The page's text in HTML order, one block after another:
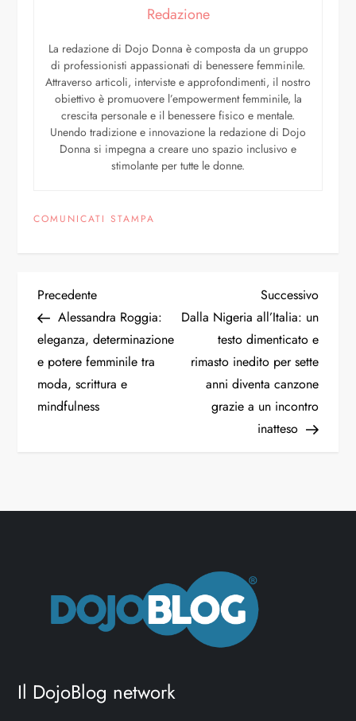
Redazione
La redazione di Dojo Donna è composta da un gruppo
di professionisti appassionati di benessere femminile.
Attraverso articoli, interviste e approfondimenti, il nostro
obiettivo è promuovere l’empowerment femminile, la
crescita personale e il benessere fisico e mentale.
Unendo tradizione e innovazione la redazione di Dojo
Donna si impegna a creare uno spazio inclusivo e
stimolante per tutte le donne.
COMUNICATI STAMPA
Precedente
Alessandra Roggia:
eleganza, determinazione
e potere femminile tra
moda, scrittura e
mindfulness
Successivo
Dalla Nigeria all’Italia: un
testo dimenticato e
rimasto inedito per sette
anni diventa canzone
grazie a un incontro
inatteso
Il DojoBlog network